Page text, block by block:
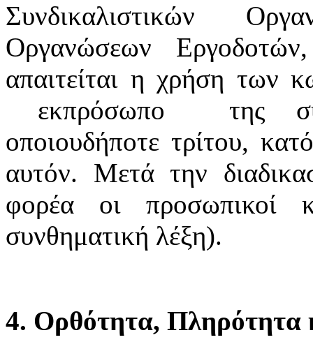
Συνδικαλιστικών
Οργανώσεων
απαιτείται η χρήση των
εκπρόσωπο της
οποιουδήποτε τρίτου,
αυτόν. Μετά την
φορέα οι προσωπικοί
συνθηματική λέξη).
4. Ορθότητα, Πληρότητα